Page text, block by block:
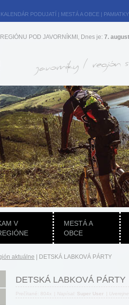
KALENDÁR PODUJATÍ | MESTÁ A OBCE | PAMIATKY
POD JAVORNÍKMI, Dnes je: 7.
V
MESTÁ A
OBCE
aktuálne DETSKÁ LABKOVÁ PÁRTY
DETSKÁ LABKOVÁ PÁRTY
Prečítané: 804x Napísal: Super User